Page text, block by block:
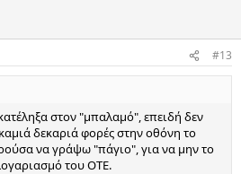
#13
στον "μπαλαμό", επειδή δεν
δεκαριά φορές στην οθόνη το
να γράψω "πάγιο", για να μην το
του ΟΤΕ.